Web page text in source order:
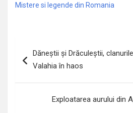
Mistere si legende din Romania
în
Dăneştii și Drăculeştii,
Valahia în haos
Exploatarea aurului din